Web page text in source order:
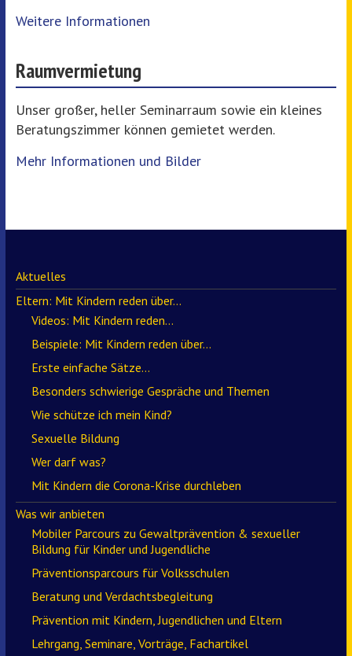
Weitere Informationen
Raumvermietung
Unser großer, heller Seminarraum sowie ein kleines
Beratungszimmer können gemietet werden.
Mehr Informationen und Bilder
Aktuelles
Eltern: Mit Kindern reden über…
Videos: Mit Kindern reden…
Beispiele: Mit Kindern reden über…
Erste einfache Sätze…
Besonders schwierige Gespräche und Themen
Wie schütze ich mein Kind?
Sexuelle Bildung
Wer darf was?
Mit Kindern die Corona-Krise durchleben
Was wir anbieten
Mobiler Parcours zu Gewaltprävention & sexueller
Bildung für Kinder und Jugendliche
Präventionsparcours für Volksschulen
Beratung und Verdachtsbegleitung
Prävention mit Kindern, Jugendlichen und Eltern
Lehrgang, Seminare, Vorträge, Fachartikel